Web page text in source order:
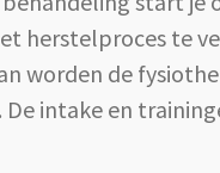
herstelproces te
worden de
intake en